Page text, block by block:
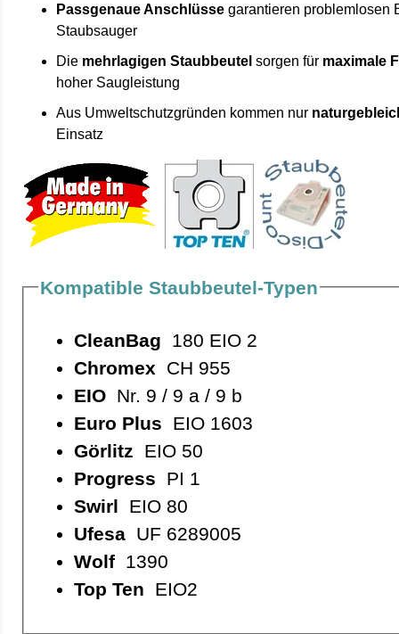
Passgenaue Anschlüsse garantieren problemlosen
Staubsauger
Die mehrlagigen Staubbeutel sorgen für maximale
hoher Saugleistung
Aus Umweltschutzgründen kommen nur
Einsatz
Kompatible Staubbeutel-Typen
CleanBag 180 EIO 2
Chromex CH 955
EIONr. 9 / 9 a / 9 b
Euro Plus EIO 1603
Görlitz EIO 50
Progress PI 1
Swirl EIO 80
UfesaUF 6289005
Wolf1390
Top Ten EIO2